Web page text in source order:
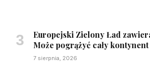
Europejski Zielony Ład
Może pogrążyć cały kontynent
7 sierpnia, 2026